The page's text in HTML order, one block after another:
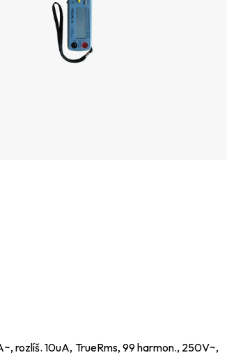
rozlíš. 10uA, TrueRms, 99 harmon., 250V~,